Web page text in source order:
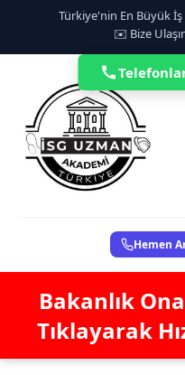
Türkiye'nin En Büyük İş
✉️ Bize
Hemen
Bakanlık
Tıklayarak